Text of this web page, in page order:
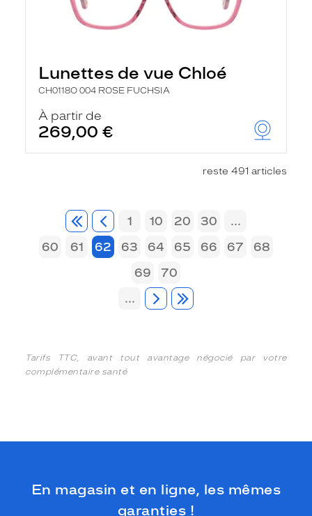
Lunettes de vue Chloé
CH0118O 004 ROSE FUCHSIA
À partir de
269,00 €
reste 491 articles
1 10 20 30
...
60
61 62 63 64 65 66 67
68
69
70
...
Tarifs TTC, avant tout avantage négocié par votre
complémentaire santé
En magasin et en ligne, les mêmes
garanties !